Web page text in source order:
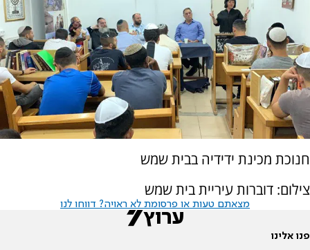
חנוכת מכינת ידידיה בבית שמש
צילום: דוברות עיריית בית שמש
מצאתם טעות או פרסומת לא ראויה? דווחו לנו
פנו אלינו